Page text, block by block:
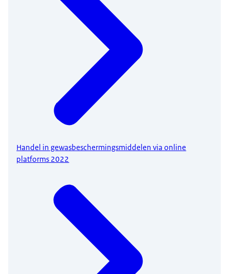
Handel in gewasbeschermingsmiddelen via online
platforms 2022